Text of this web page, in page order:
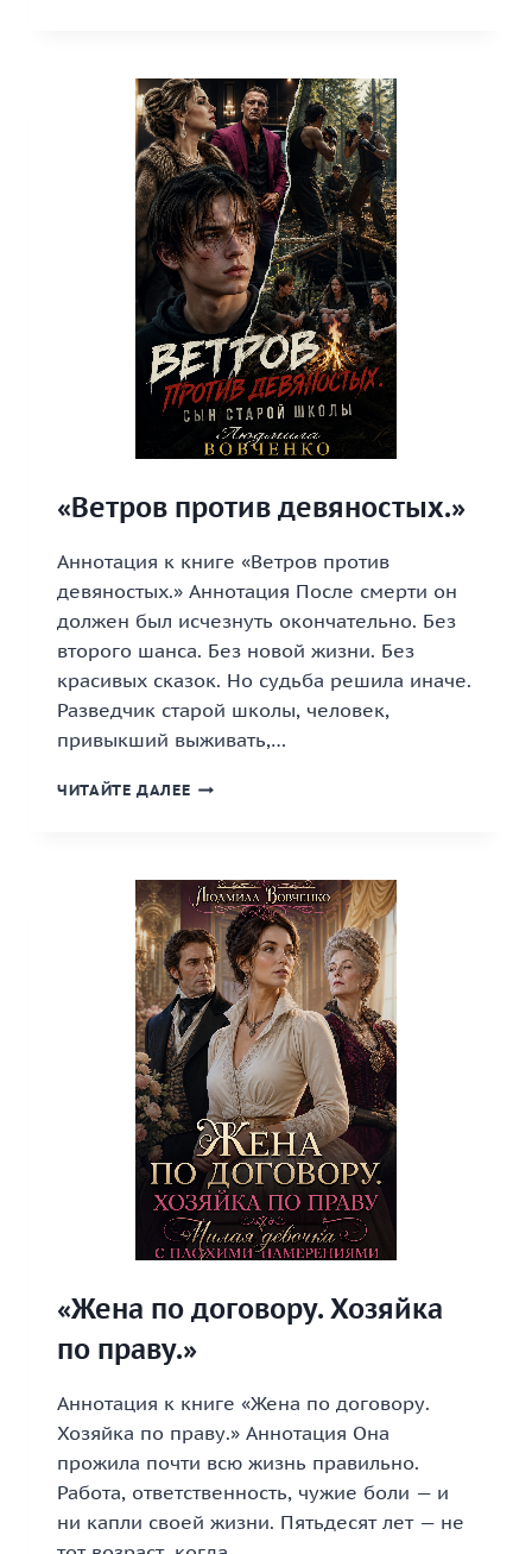
«Ветров против девяностых.»
Аннотация к книге «Ветров против
девяностых.» Аннотация После смерти он
должен был исчезнуть окончательно. Без
второго шанса. Без новой жизни. Без
красивых сказок. Но судьба решила иначе.
Разведчик старой школы, человек,
привыкший выживать,…
ЧИТАЙТЕ ДАЛЕЕ «ВЕТРОВ
«Жена по договору. Хозяйка
по праву.»
Аннотация к книге «Жена по договору.
Хозяйка по праву.» Аннотация Она
прожила почти всю жизнь правильно.
Работа, ответственность, чужие боли — и
ни капли своей жизни. Пятьдесят лет — не